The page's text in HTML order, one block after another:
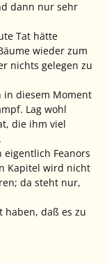
dann nur sehr
Tat hätte
wieder zum
nichts gelegen zu
in diesem Moment
Lag wohl
die ihm viel
eigentlich Feanors
Kapitel wird nicht
da steht nur,
haben, daß es zu